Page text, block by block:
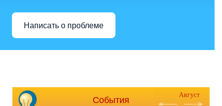
Написать о проблеме
События
Август